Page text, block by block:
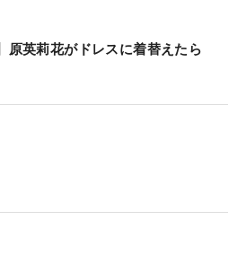
原英莉花がドレスに着替えたら